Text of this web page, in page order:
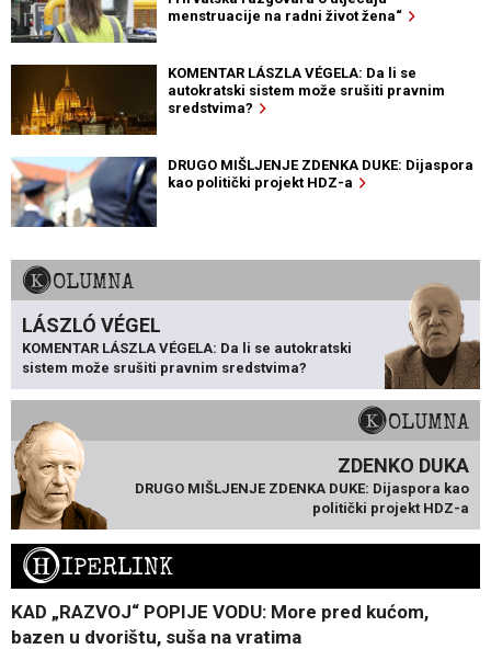
menstruacije na radni život žena“
KOMENTAR LÁSZLA VÉGELA: Da li se
autokratski sistem može srušiti pravnim
sredstvima?
DRUGO MIŠLJENJE ZDENKA DUKE: Dijaspora
kao politički projekt HDZ-a
KOLUMNA
LÁSZLÓ VÉGEL
KOMENTAR LÁSZLA VÉGELA: Da li se autokratski
sistem može srušiti pravnim sredstvima?
KOLUMNA
ZDENKO DUKA
DRUGO MIŠLJENJE ZDENKA DUKE: Dijaspora kao
politički projekt HDZ-a
HIPERLINK
KAD „RAZVOJ“ POPIJE VODU: More pred kućom,
bazen u dvorištu, suša na vratima